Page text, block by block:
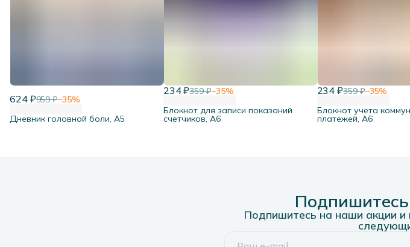
624 ₽959 ₽−35%
Дневник головной боли, А5
234 ₽359 ₽−35%
Блокнот для записи показаний
счетчиков, А6
234 ₽359 ₽−35%
Блокнот учета
платежей, А6
Подпишитесь на наши акции и